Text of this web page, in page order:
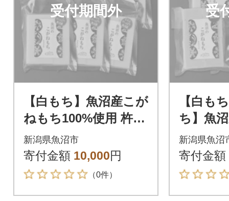
受付期間外
【白もち】魚沼産こが
ねもち100%使用 杵つ
き生きりもち 240g×6
袋
新潟県魚沼市
寄付金額 10,000円
（0件）
受
【白も
ち】魚
ち100%
きりも
(計6袋)
新潟県魚沼
寄付金額